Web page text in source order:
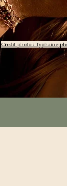
Crédit photo :